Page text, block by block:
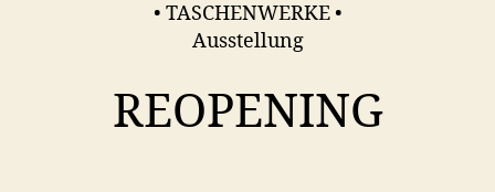
• TASCHENWERKE •
Ausstellung
REOPENING